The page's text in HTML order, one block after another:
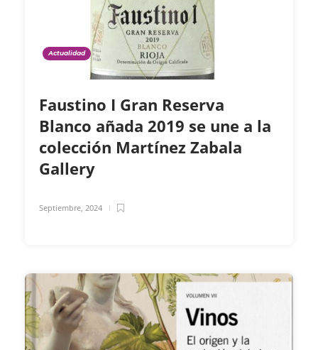
Actualidad
Faustino I Gran Reserva
Blanco añada 2019 se une a la
colección Martínez Zabala
Gallery
Septiembre, 2024